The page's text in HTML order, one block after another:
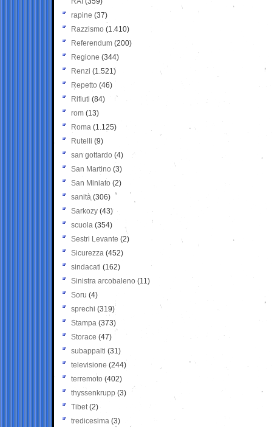
rapine (37)
Razzismo (1.410)
Referendum (200)
Regione (344)
Renzi (1.521)
Repetto (46)
Rifiuti (84)
rom (13)
Roma (1.125)
Rutelli (9)
san gottardo (4)
San Martino (3)
San Miniato (2)
sanità (306)
Sarkozy (43)
scuola (354)
Sestri Levante (2)
Sicurezza (452)
sindacati (162)
Sinistra arcobaleno (11)
Soru (4)
sprechi (319)
Stampa (373)
Storace (47)
subappalti (31)
televisione(244)
terremoto (402)
thyssenkrupp (3)
Tibet(2)
tredicesima (3)